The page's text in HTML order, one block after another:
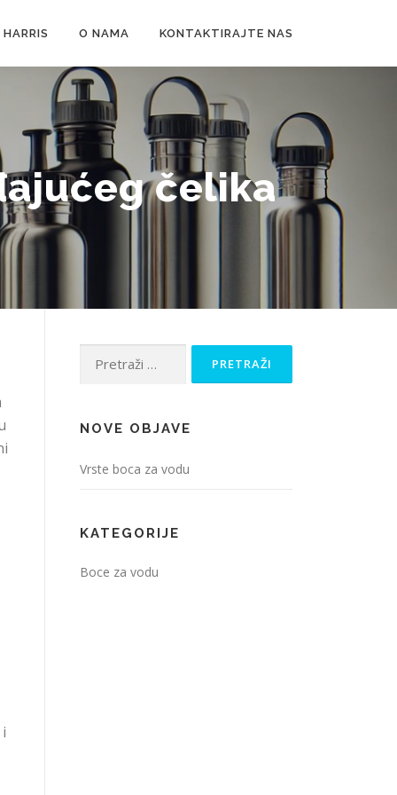
O NAMA KONTAKTIRAJTE NAS
čelika
Pretraži:
NOVE OBJAVE
Vrste boca za vodu
KATEGORIJE
Boce za vodu